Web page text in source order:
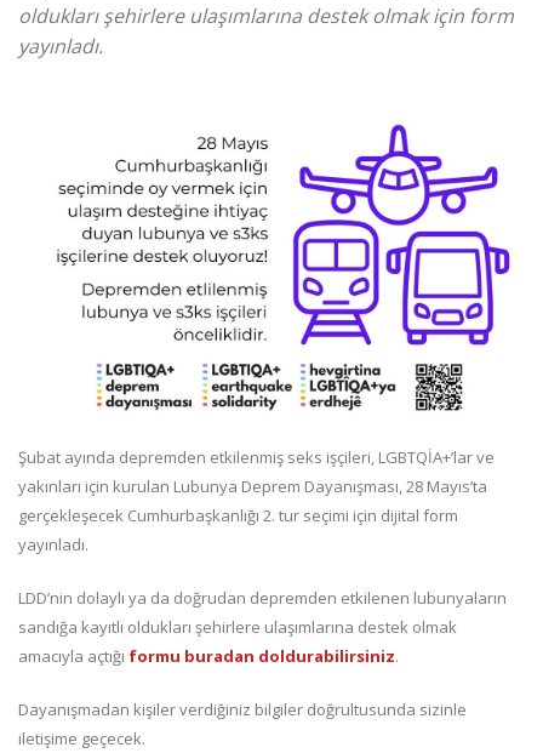
oldukları şehirlere ulaşımlarına destek olmak için form
yayınladı.
Şubat ayında depremden etkilenmiş seks işçileri, LGBTQİA+’lar ve
yakınları için kurulan Lubunya Deprem Dayanışması, 28 Mayıs’ta
gerçekleşecek Cumhurbaşkanlığı 2. tur seçimi için dijital form
yayınladı.
LDD’nin dolaylı ya da doğrudan depremden etkilenen lubunyaların
sandığa kayıtlı oldukları şehirlere ulaşımlarına destek olmak
amacıyla açtığı formu buradan doldurabilirsiniz.
Dayanışmadan kişiler verdiğiniz bilgiler doğrultusunda sizinle
iletişime geçecek.